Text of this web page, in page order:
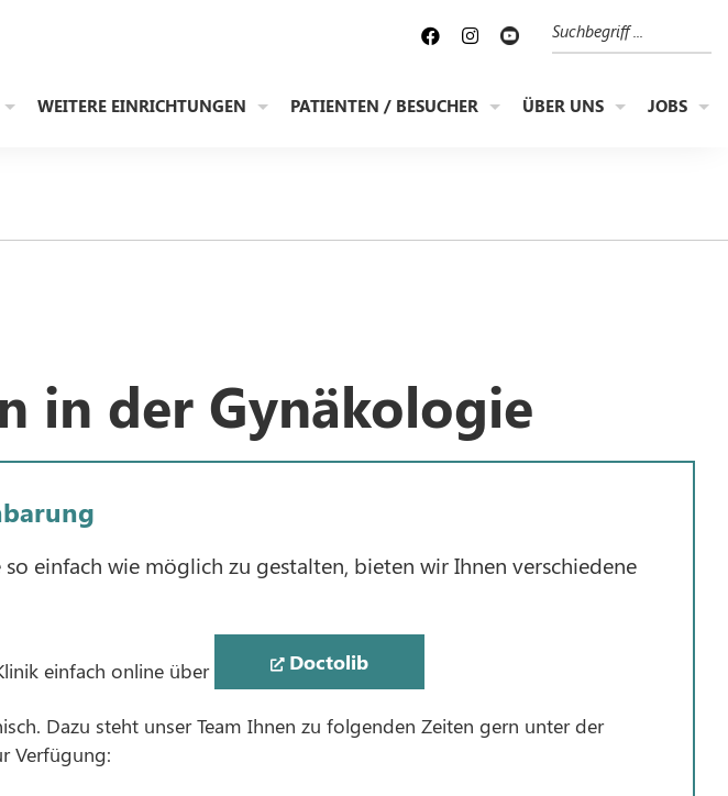
Suche
WEITERE EINRICHTUNGEN PATIENTEN / BESUCHER ÜBER UNS JOBS
in der Gynäkologie
einfach wie möglich zu gestalten, bieten wir Ihnen verschiedene
einfach online über Doctolib
Dazu steht unser Team Ihnen zu folgenden Zeiten gern unter der
Verfügung: